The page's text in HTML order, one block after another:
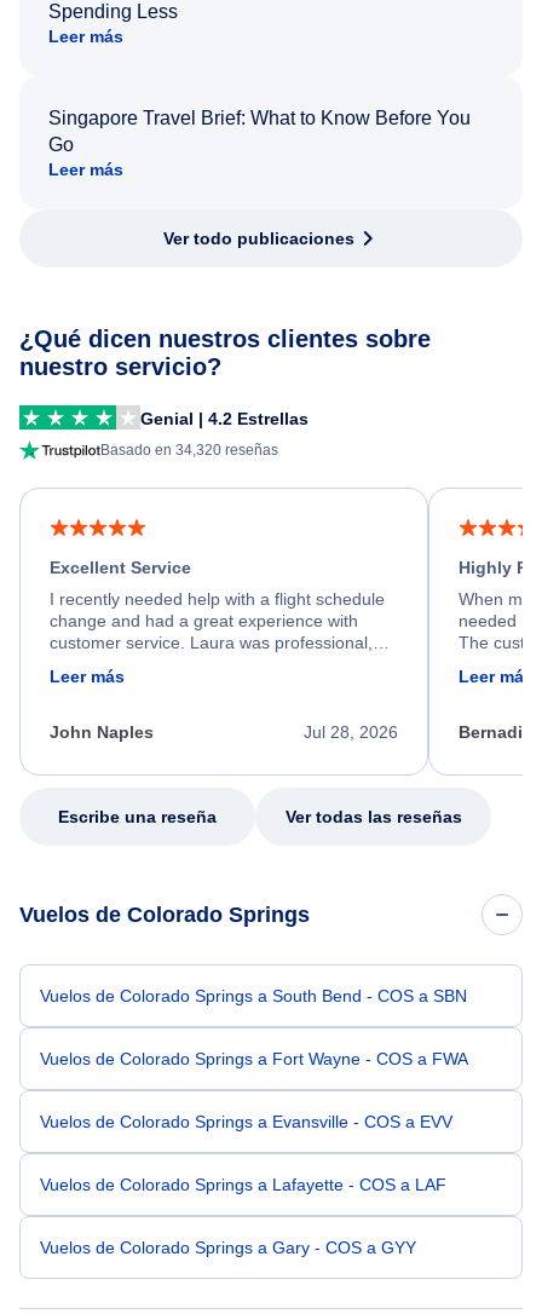
Spending Less
Leer más
Singapore Travel Brief: What to Know Before You
Go
Leer más
Ver todo publicaciones
¿Qué dicen nuestros clientes sobre
nuestro servicio?
Genial | 4.2 Estrellas
Basado en 34,320 reseñas
Excellent Service
I recently needed help with a flight schedule
change and had a great experience with
customer service. Laura was professional,
friendly, and very helpful throughout the
process. She quickly found a solution and
appreciate her excellent service.
Leer más
Jul 28, 2026
John Naples
Highly
When my
needed
The
calm,
my issue.
Leer más
Escribe una reseña Ver todas las reseñas
Vuelos de Colorado Springs
Vuelos de Colorado Springs a South Bend - COS a SBN
Vuelos de Colorado Springs a Fort Wayne - COS a FWA
Vuelos de Colorado Springs a Evansville - COS a EVV
Vuelos de Colorado Springs a Lafayette - COS a LAF
Vuelos de Colorado Springs a Gary - COS a GYY